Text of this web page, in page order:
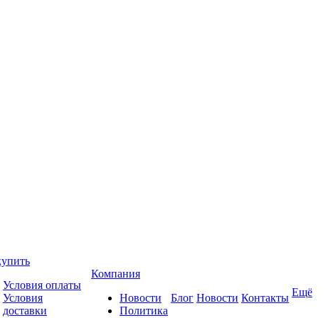
Условия оплаты
Условия
доставки
Компания
Новости
Политика
Блог Новости Контакты Ещё